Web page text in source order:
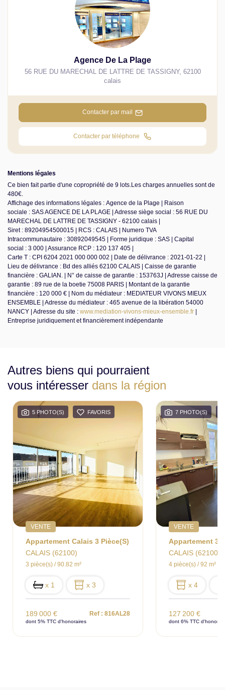
Agence De La Plage
56 RUE DU MARECHAL DE LATTRE DE TASSIGNY, 62100
calais
Contacter par mail
Contacter par téléphone
Mentions légales
Ce bien fait partie d'une copropriété de 9 lots.Les charges annuelles sont de
480€.
Affichage des informations légales : Agence de la Plage | Raison
sociale : SAS AGENCE DE LA PLAGE | Adresse siège social : 56 RUE DU
MARECHAL DE LATTRE DE TASSIGNY - 62100 calais |
Siret : 89204954500015 | RCS : CALAIS | Numero TVA
Intracommunautaire : 30892049545 | Forme juridique : SAS | Capital
social : 3 000 | Assurance RCP : 120 137 405 |
Carte T : CPI 6204 2021 000 000 002 | Date de délivrance : 2021-01-22 |
Lieu de délivrance : Bd des alliés 62100 CALAIS | Caisse de garantie
financière : GALIAN. | N° de caisse de garantie : 153763J | Adresse caisse de
garantie : 89 rue de la boetie 75008 PARIS | Montant de la garantie
financière : 120 000 € | Nom du médiateur : MEDIATEUR VIVONS MIEUX
ENSEMBLE | Adresse du médiateur : 465 avenue de la libération 54000
NANCY | Adresse du site : www.mediation-vivons-mieux-ensemble.fr
Entreprise juridiquement et financièrement indépendante
Autres biens qui pourraient
vous intéresser dans la région
5 PHOTO(S) FAVORIS
VENTE
Appartement Calais 3 Pièce(s)
CALAIS (62100)
3 pièce(s) / 90.82 m²
x 1 x 3
189 000 €
dont 5% TTC d'honoraires
Ref : 816AL28
7 PHOTO(S)
VENTE
CALAIS (62100)
4 pièce(s) / 92 m²
x 4
127 200 €
dont 6% TTC